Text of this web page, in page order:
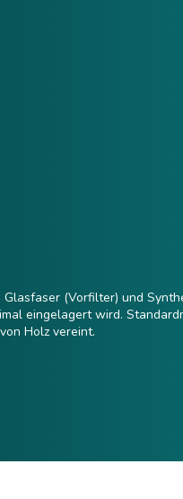
(Vorfilter) und
eingelagert wird.
Holz vereint.